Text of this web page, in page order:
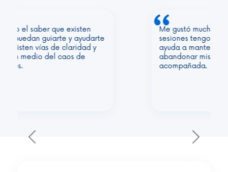
Me gustó mucho que además de mis
sesiones tengo a una persona que me
ayuda a mantenerme motivada y a no
abandonar mis objetivos. Me siento muy
Previous Next